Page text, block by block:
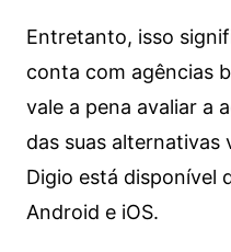
Entretanto, isso
conta com agências
vale a pena avaliar a
das suas alternativas
Digio está disponível
Android e iOS.